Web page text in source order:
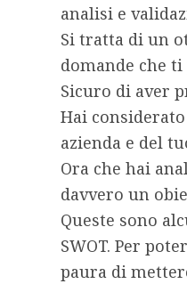
analisi e
Si tratta di un
domande che
Sicuro di aver
Hai
azienda e del
Ora che hai
davvero un
Queste sono
SWOT. Per
paura di